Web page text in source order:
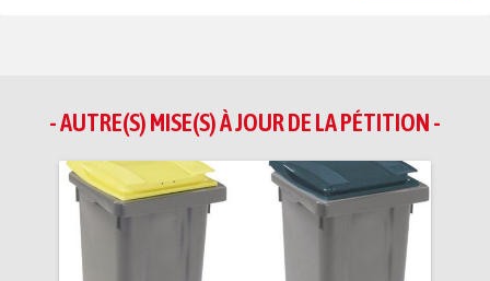
- AUTRE(S) MISE(S) À JOUR DE LA PÉTITION -